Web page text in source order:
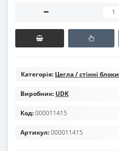
Категорія: Цегла / стінні блоки
Виробник: UDK
Код:000011415
Артикул:000011415